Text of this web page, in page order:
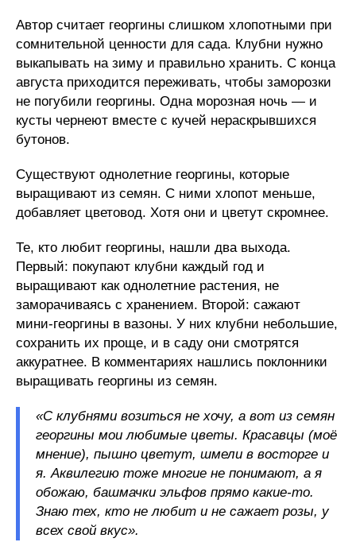
Автор считает георгины слишком хлопотными при
сомнительной ценности для сада. Клубни нужно
выкапывать на зиму и правильно хранить. С конца
августа приходится переживать, чтобы заморозки
не погубили георгины. Одна морозная ночь — и
кусты чернеют вместе с кучей нераскрывшихся
бутонов.
Существуют однолетние георгины, которые
выращивают из семян. С ними хлопот меньше,
добавляет цветовод. Хотя они и цветут скромнее.
Те, кто любит георгины, нашли два выхода.
Первый: покупают клубни каждый год и
выращивают как однолетние растения, не
заморачиваясь с хранением. Второй: сажают
мини-георгины в вазоны. У них клубни небольшие,
сохранить их проще, и в саду они смотрятся
аккуратнее. В комментариях нашлись поклонники
выращивать георгины из семян.
«С клубнями возиться не хочу, а вот из семян
георгины мои любимые цветы. Красавцы (моё
мнение), пышно цветут, шмели в восторге и
я. Аквилегию тоже многие не понимают, а я
обожаю, башмачки эльфов прямо какие-то.
Знаю тех, кто не любит и не сажает розы, у
всех свой вкус».